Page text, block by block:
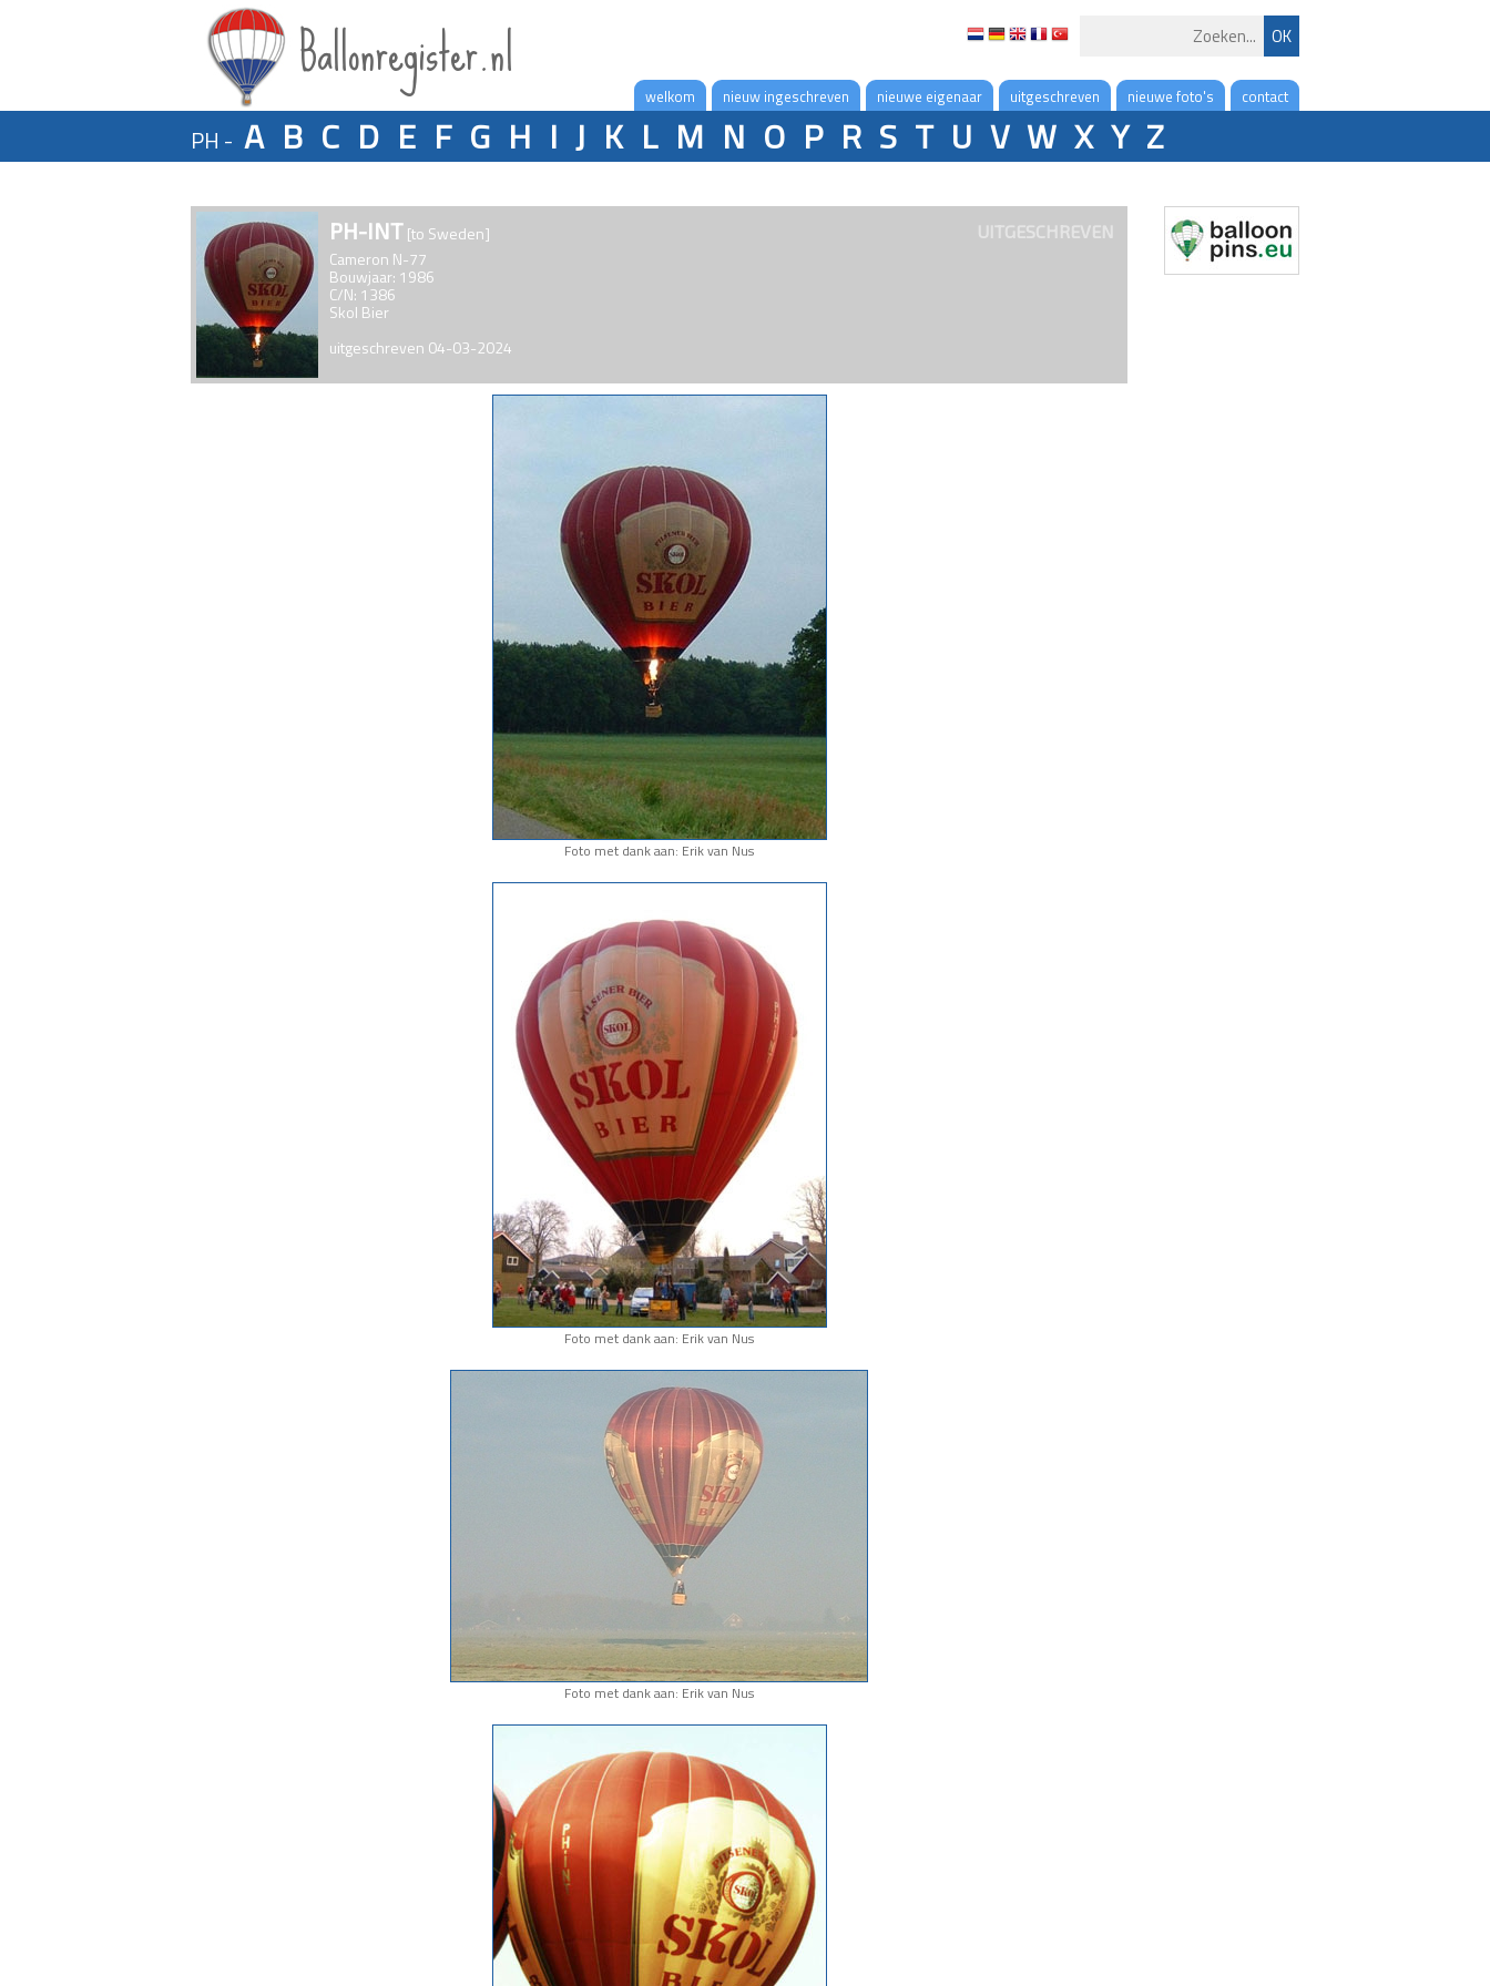
Ballonregister.nl contact
nieuwe foto's
uitgeschreven
nieuwe eigenaar
nieuw ingeschreven
welkom
PH - A B C D E F G H I J K L M N O P R S T U V W X Y Z
UITGESCHREVEN
PH-INT[to Sweden]
Cameron N-77
Bouwjaar: 1986
C/N: 1386
Skol Bier
uitgeschreven 04-03-2024
Foto met dank aan: Erik van Nus
Foto met dank aan: Erik van Nus
Foto met dank aan: Erik van Nus